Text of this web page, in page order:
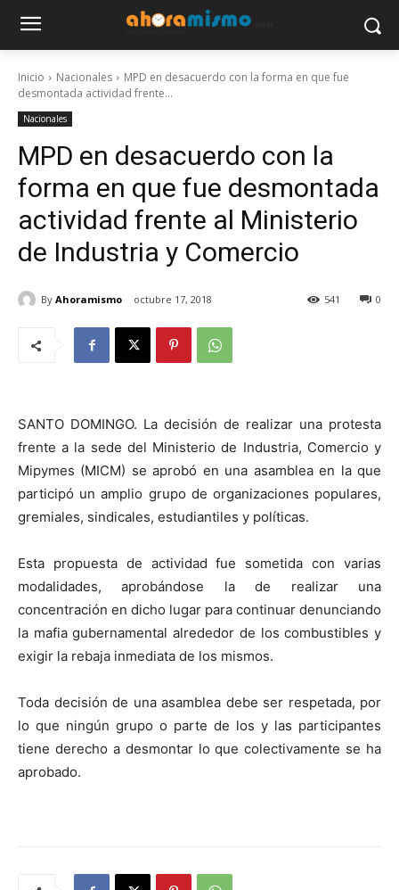
Inicio Nacionales
MPD en desacuerdo con la forma en que fue
desmontada actividad frente...
Nacionales
MPD en desacuerdo con la
forma en que fue desmontada
actividad frente al Ministerio
de Industria y Comercio
By Ahoramismo octubre 17, 2018 0
541
SANTO DOMINGO. La decisión de realizar una protesta
frente a la sede del Ministerio de Industria, Comercio y
Mipymes (MICM) se aprobó en una asamblea en la que
participó un amplio grupo de organizaciones populares,
gremiales, sindicales, estudiantiles y políticas.
Esta propuesta de actividad fue sometida con varias
modalidades, aprobándose la de realizar una
concentración en dicho lugar para continuar denunciando
la mafia gubernamental alrededor de los combustibles y
exigir la rebaja inmediata de los mismos.
Toda decisión de una asamblea debe ser respetada, por
lo que ningún grupo o parte de los y las participantes
tiene derecho a desmontar lo que colectivamente se ha
aprobado.